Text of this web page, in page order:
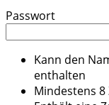
Passwort
Kann den
enthalten
Mindestens 8